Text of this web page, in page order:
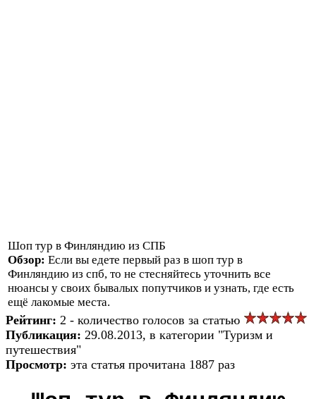
Шоп тур в Финляндию из СПБ
Обзор: Если вы едете первый раз в шоп тур в
Финляндию из спб, то не стесняйтесь уточнить все
нюансы у своих бывалых попутчиков и узнать, где есть
ещё лакомые места.
Рейтинг: 2 - количество голосов за статью
Публикация: 29.08.2013, в категории "Туризм и
путешествия"
Просмотр: эта статья прочитана 1887 раз